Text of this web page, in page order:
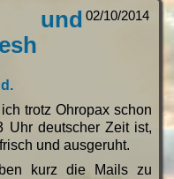
02/10/2014
und
trotz Ohropax schon
Uhr deutscher Zeit ist,
und ausgeruht.
kurz die Mails zu